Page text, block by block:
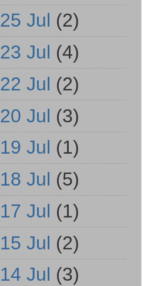
25 Jul (2)
23 Jul (4)
22 Jul (2)
20 Jul (3)
19 Jul (1)
18 Jul (5)
17 Jul (1)
15 Jul (2)
14 Jul (3)